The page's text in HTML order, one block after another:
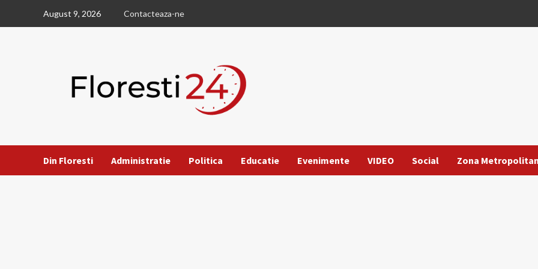
August 9, 2026 Contacteaza-ne
Din Floresti Administratie Politica Educatie Evenimente VIDEO Social Zona